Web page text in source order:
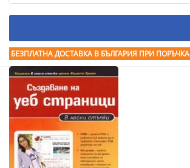
БЕЗПЛАТНА ДОСТАВКА В БЪЛГАРИЯ ПРИ ПОРЪЧКА